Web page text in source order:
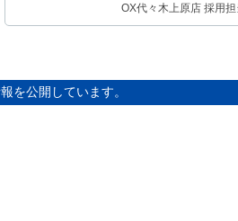
OX代々木上原店 採用担
を公開しています。